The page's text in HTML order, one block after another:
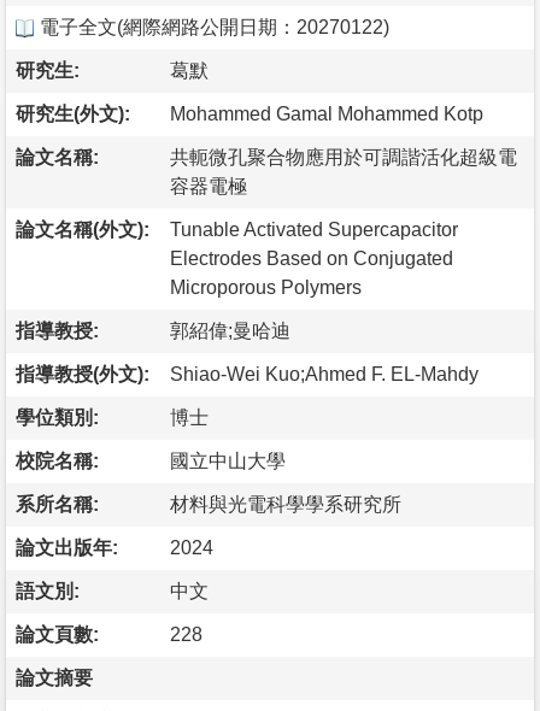
電子全文(網際網路公開日期：20270122)
研究生: 葛默
研究生(外文): Mohammed Gamal Mohammed Kotp
論文名稱:
共軛微孔聚合物應用於可調諧活化超級電
容器電極
論文名稱(外文):
Tunable Activated Supercapacitor
Electrodes Based on Conjugated
Microporous Polymers
指導教授: 郭紹偉;曼哈迪
指導教授(外文): Shiao-Wei Kuo;Ahmed F. EL-Mahdy
學位類別: 博士
校院名稱: 國立中山大學
系所名稱: 材料與光電科學學系研究所
論文出版年: 2024
語文別: 中文
論文頁數: 228
論文摘要